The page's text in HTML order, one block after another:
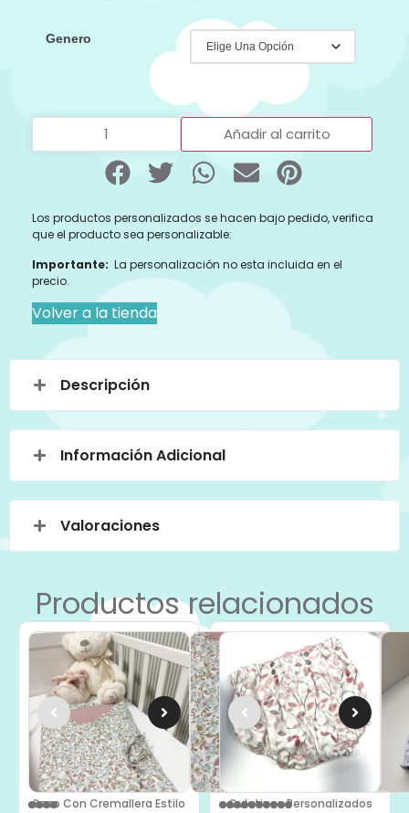
Genero
Añadir al carrito
Los productos personalizados se hacen bajo pedido, verifica
que el producto sea personalizable:
Importante: La personalización no esta incluida en el
precio.
Volver a la tienda
Descripción
Información Adicional
Valoraciones
Productos relacionados
Saco Con Cremallera Estilo
Culetines Personalizados